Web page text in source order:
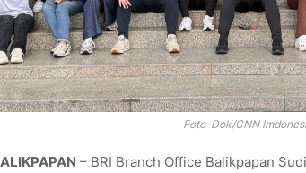
Foto-Dok/CNN
– BRI Branch Office Balikpapan